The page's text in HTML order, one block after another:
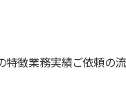
特徴業務実績ご依頼の